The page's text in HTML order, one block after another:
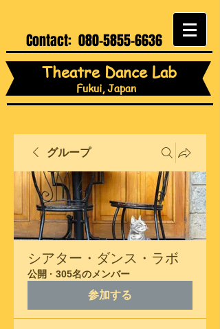
Contact: 080-5855-6636
Theatre Dance Lab
Fukui, Japan
グループ
シアター・ダンス・ラボ
公開 · 305名のメンバー
参加する